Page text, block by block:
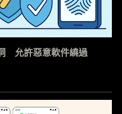
允許惡意軟件繞過